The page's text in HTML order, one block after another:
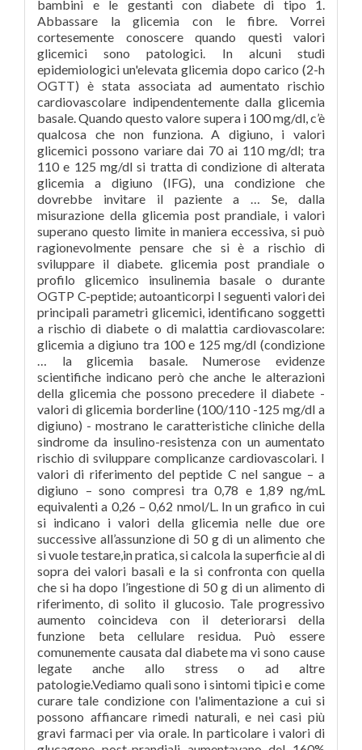
bambini e le gestanti con diabete di tipo 1.
Abbassare la glicemia con le fibre. Vorrei
cortesemente conoscere quando questi valori
glicemici sono patologici. In alcuni studi
epidemiologici un'elevata glicemia dopo carico (2-h
OGTT) è stata associata ad aumentato rischio
cardiovascolare indipendentemente dalla glicemia
basale. Quando questo valore supera i 100 mg/dl, c’è
qualcosa che non funziona. A digiuno, i valori
glicemici possono variare dai 70 ai 110 mg/dl; tra
110 e 125 mg/dl si tratta di condizione di alterata
glicemia a digiuno (IFG), una condizione che
dovrebbe invitare il paziente a … Se, dalla
misurazione della glicemia post prandiale, i valori
superano questo limite in maniera eccessiva, si può
ragionevolmente pensare che si è a rischio di
sviluppare il diabete. glicemia post prandiale o
profilo glicemico insulinemia basale o durante
OGTP C-peptide; autoanticorpi I seguenti valori dei
principali parametri glicemici, identificano soggetti
a rischio di diabete o di malattia cardiovascolare:
glicemia a digiuno tra 100 e 125 mg/dl (condizione
… la glicemia basale. Numerose evidenze
scientifiche indicano però che anche le alterazioni
della glicemia che possono precedere il diabete -
valori di glicemia borderline (100/110 -125 mg/dl a
digiuno) - mostrano le caratteristiche cliniche della
sindrome da insulino-resistenza con un aumentato
rischio di sviluppare complicanze cardiovascolari. I
valori di riferimento del peptide C nel sangue – a
digiuno – sono compresi tra 0,78 e 1,89 ng/mL
equivalenti a 0,26 – 0,62 nmol/L. In un grafico in cui
si indicano i valori della glicemia nelle due ore
successive all’assunzione di 50 g di un alimento che
si vuole testare,in pratica, si calcola la superficie al di
sopra dei valori basali e la si confronta con quella
che si ha dopo l’ingestione di 50 g di un alimento di
riferimento, di solito il glucosio. Tale progressivo
aumento coincideva con il deteriorarsi della
funzione beta cellulare residua. Può essere
comunemente causata dal diabete ma vi sono cause
legate anche allo stress o ad altre
patologie.Vediamo quali sono i sintomi tipici e come
curare tale condizione con l'alimentazione a cui si
possono affiancare rimedi naturali, e nei casi più
gravi farmaci per via orale. In particolare i valori di